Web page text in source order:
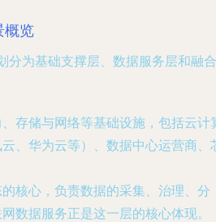
概览
分为基础支撑层、数据服务层和融合
、存储与网络等基础设施，包括云计
、华为云等）、数据中心运营商、
的核心，负责数据的采集、治理、分
数据服务正是这一层的核心体现。